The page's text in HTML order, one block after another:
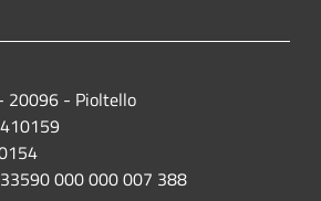
20096 - Pioltello
000 000 007 388